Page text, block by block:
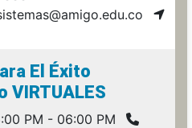
El Éxito
VIRTUALES
PM - 06:00 PM